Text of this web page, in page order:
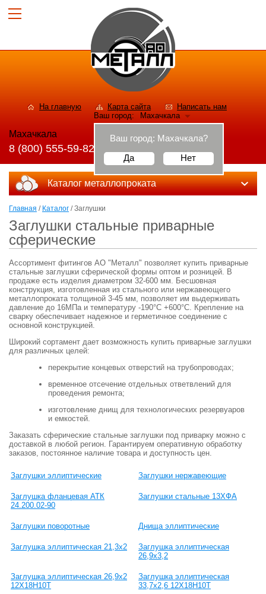
На главную Карта сайта
Написать нам
Ваш город:
Махачкала
Ваш город: Махачкала?
Да
Нет
Махачкала
8 (800) 555-59-82
Каталог металлопроката
Главная / Каталог / Заглушки
Заглушки стальные приварные
сферические
Ассортимент фитингов АО "Металл" позволяет купить приварные
стальные заглушки сферической формы оптом и розницей. В
продаже есть изделия диаметром 32-600 мм. Бесшовная
конструкция, изготовленная из стального или нержавеющего
металлопроката толщиной 3-45 мм, позволяет им выдерживать
давление до 16МПа и температуру -190°C +600°C. Крепление на
сварку обеспечивает надежное и герметичное соединение с
основной конструкцией.
Широкий сортамент дает возможность купить приварные заглушки
для различных целей:
перекрытие концевых отверстий на трубопроводах;
временное отсечение отдельных ответвлений для
проведения ремонта;
изготовление днищ для технологических резервуаров
и емкостей.
Заказать сферические стальные заглушки под приварку можно с
доставкой в любой регион. Гарантируем оперативную обработку
заказов, постоянное наличие товара и доступность цен.
Заглушки эллиптические Заглушки нержавеющие
Заглушка фланцевая АТК
24.200.02-90
Заглушки стальные 13ХФА
Заглушки поворотные Днища эллиптические
Заглушка эллиптическая 21,3х2
Заглушка эллиптическая
26,9х3,2
Заглушка эллиптическая 26,9х2
12Х18Н10Т
Заглушка эллиптическая
33,7х2,6 12Х18Н10Т